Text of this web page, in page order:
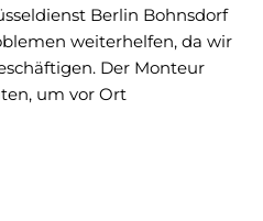
Berlin Bohnsdorf
weiterhelfen, da wir
Der Monteur
um vor Ort